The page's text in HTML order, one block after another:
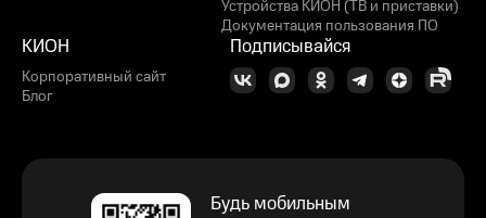
Устройства КИОН (ТВ и приставки)
Документация пользования ПО
КИОН
Корпоративный сайт
Блог
Подписывайся
Будь мобильным